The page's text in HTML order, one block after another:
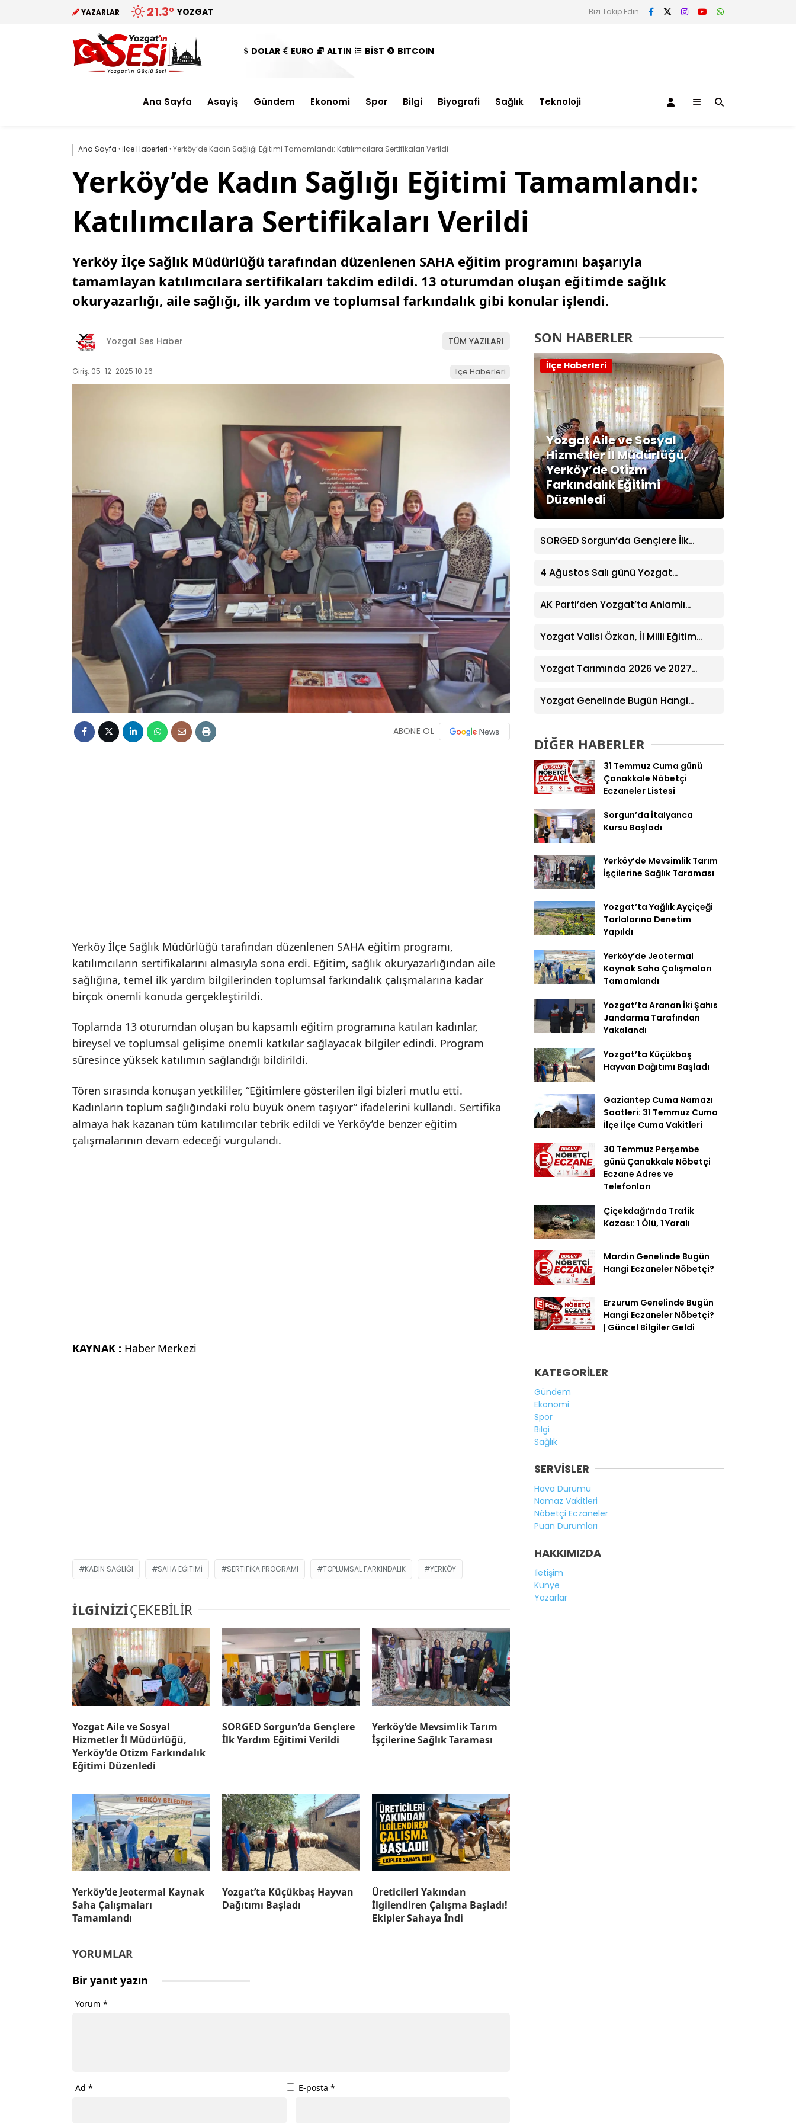
YAZARLAR 21.3° YOZGAT Bizi Takip Edin
DOLAR EURO ALTIN BİST BITCOIN
Ana Sayfa Asayiş Gündem Ekonomi Spor Bilgi Biyografi Sağlık Teknoloji
Ana Sayfa › İlçe Haberleri ›Yerköy’de Kadın Sağlığı Eğitimi Tamamlandı: Katılımcılara Sertifikaları Verildi
Yerköy’de Kadın Sağlığı Eğitimi Tamamlandı:
Katılımcılara Sertifikaları Verildi
Yerköy İlçe Sağlık Müdürlüğü tarafından düzenlenen SAHA eğitim programını başarıyla
tamamlayan katılımcılara sertifikaları takdim edildi. 13 oturumdan oluşan eğitimde sağlık
okuryazarlığı, aile sağlığı, ilk yardım ve toplumsal farkındalık gibi konular işlendi.
Yozgat Ses Haber TÜM YAZILARI
Giriş: 05-12-2025 10:26 İlçe Haberleri
ABONE OL
Yerköy İlçe Sağlık Müdürlüğü tarafından düzenlenen SAHA eğitim programı,
katılımcıların sertifikalarını almasıyla sona erdi. Eğitim, sağlık okuryazarlığından aile
sağlığına, temel ilk yardım bilgilerinden toplumsal farkındalık çalışmalarına kadar
birçok önemli konuda gerçekleştirildi.
Toplamda 13 oturumdan oluşan bu kapsamlı eğitim programına katılan kadınlar,
bireysel ve toplumsal gelişime önemli katkılar sağlayacak bilgiler edindi. Program
süresince yüksek katılımın sağlandığı bildirildi.
Tören sırasında konuşan yetkililer, “Eğitimlere gösterilen ilgi bizleri mutlu etti.
Kadınların toplum sağlığındaki rolü büyük önem taşıyor” ifadelerini kullandı. Sertifika
almaya hak kazanan tüm katılımcılar tebrik edildi ve Yerköy’de benzer eğitim
çalışmalarının devam edeceği vurgulandı.
KAYNAK : Haber Merkezi
KADIN SAĞLIĞI SAHA EĞITIMI SERTIFIKA PROGRAMI TOPLUMSAL FARKINDALIK YERKÖY
İLGİNİZİÇEKEBİLİR
Yozgat Aile ve Sosyal
Hizmetler İl Müdürlüğü,
Yerköy’de Otizm Farkındalık
Eğitimi Düzenledi
SORGED Sorgun’da Gençlere
İlk Yardım Eğitimi Verildi
Yerköy’de Mevsimlik Tarım
İşçilerine Sağlık Taraması
Yerköy’de Jeotermal Kaynak
Saha Çalışmaları
Tamamlandı
Yozgat’ta Küçükbaş Hayvan
Dağıtımı Başladı
Üreticileri Yakından
İlgilendiren Çalışma Başladı!
Ekipler Sahaya İndi
YORUMLAR
Bir yanıt yazın
Yorum *
Ad * E-posta *
SON HABERLER
Yozgat Aile ve Sosyal
Hizmetler İl Müdürlüğü,
Yerköy’de Otizm
Farkındalık Eğitimi
Düzenledi
İlçe Haberleri
SORGED Sorgun’da Gençlere İlk
4 Ağustos Salı günü Yozgat
Eczane
AK Parti’den Yozgat’ta Anlamlı
Dernek Üyeleriyle Buluştu
Yozgat Valisi Özkan, İl Milli Eğitim
Yozgat Tarımında 2026 ve 2027
Yozgat Genelinde Bugün Hangi
DİĞER HABERLER
31 Temmuz Cuma günü
Çanakkale Nöbetçi
Eczaneler Listesi
Sorgun’da İtalyanca
Kursu Başladı
Yerköy’de Mevsimlik Tarım
İşçilerine Sağlık Taraması
Yozgat’ta Yağlık Ayçiçeği
Tarlalarına Denetim
Yapıldı
Yerköy’de Jeotermal
Kaynak Saha Çalışmaları
Tamamlandı
Yozgat’ta Aranan İki Şahıs
Jandarma Tarafından
Yakalandı
Yozgat’ta Küçükbaş
Hayvan Dağıtımı Başladı
Gaziantep Cuma Namazı
Saatleri: 31 Temmuz Cuma
İlçe İlçe Cuma Vakitleri
30 Temmuz Perşembe
günü Çanakkale Nöbetçi
Eczane Adres ve
Telefonları
Çiçekdağı’nda Trafik
Kazası: 1 Ölü, 1 Yaralı
Mardin Genelinde Bugün
Hangi Eczaneler Nöbetçi?
Erzurum Genelinde Bugün
Hangi Eczaneler Nöbetçi?
| Güncel Bilgiler Geldi
KATEGORİLER
Gündem
Ekonomi
Spor
Bilgi
Sağlık
SERVİSLER
Hava Durumu
Namaz Vakitleri
Nöbetçi Eczaneler
Puan Durumları
HAKKIMIZDA
İletişim
Künye
Yazarlar